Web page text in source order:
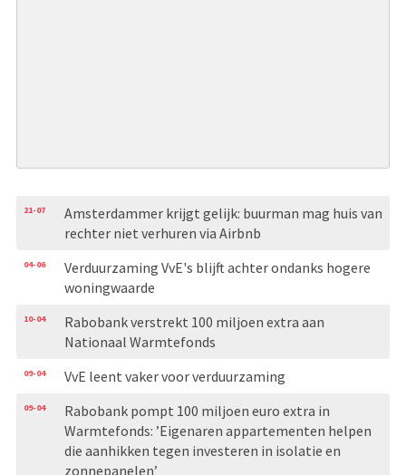
21-07
Amsterdammer krijgt gelijk: buurman mag huis van
rechter niet verhuren via Airbnb
04-06
Verduurzaming VvE's blijft achter ondanks hogere
woningwaarde
10-04
Rabobank verstrekt 100 miljoen extra aan
Nationaal Warmtefonds
09-04 VvE leent vaker voor verduurzaming
09-04
Rabobank pompt 100 miljoen euro extra in
Warmtefonds: ’Eigenaren appartementen helpen
die aanhikken tegen investeren in isolatie en
zonnepanelen’